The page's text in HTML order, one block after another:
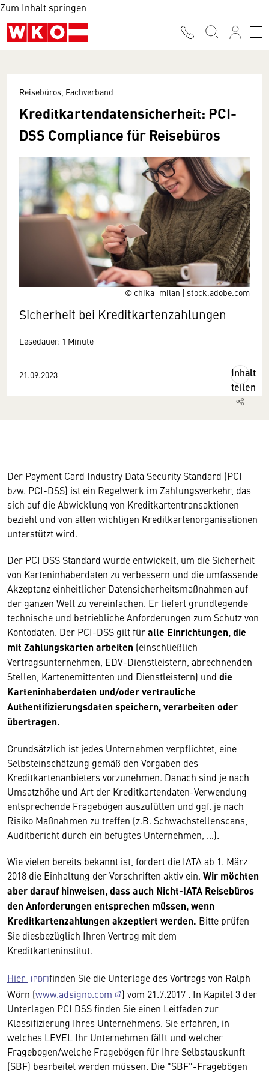
Zum Inhalt springen
© chika_milan | stock.adobe.com
Reisebüros, Fachverband
Kreditkartendatensicherheit: PCI-
DSS Compliance für Reisebüros
Sicherheit bei Kreditkartenzahlungen
Lesedauer: 1 Minute
21.09.2023
Inhalt
teilen
Der Payment Card Industry Data Security Standard (PCI
bzw. PCI-DSS) ist ein Regelwerk im Zahlungsverkehr, das
sich auf die Abwicklung von Kreditkartentransaktionen
bezieht und von allen wichtigen Kreditkartenorganisationen
unterstützt wird.
Der PCI DSS Standard wurde entwickelt, um die Sicherheit
von Karteninhaberdaten zu verbessern und die umfassende
Akzeptanz einheitlicher Datensicherheitsmaßnahmen auf
der ganzen Welt zu vereinfachen. Er liefert grundlegende
technische und betriebliche Anforderungen zum Schutz von
Kontodaten. Der PCI-DSS gilt füralle Einrichtungen, die
mit Zahlungskarten arbeiten (einschließlich
Vertragsunternehmen, EDV-Dienstleistern, abrechnenden
Stellen, Kartenemittenten und Dienstleistern) und die
Karteninhaberdaten und/oder vertrauliche
Authentifizierungsdaten speichern, verarbeiten oder
übertragen.
Grundsätzlich ist jedes Unternehmen verpflichtet, eine
Selbsteinschätzung gemäß den Vorgaben des
Kreditkartenanbieters vorzunehmen. Danach sind je nach
Umsatzhöhe und Art der Kreditkartendaten-Verwendung
entsprechende Fragebögen auszufüllen und ggf. je nach
Risiko Maßnahmen zu treffen (z.B. Schwachstellenscans,
Auditbericht durch ein befugtes Unternehmen, …).
Wie vielen bereits bekannt ist, fordert die IATA ab 1. März
2018 die Einhaltung der Vorschriften aktiv ein. Wir möchten
aber darauf hinweisen, dass auch Nicht-IATA Reisebüros
den Anforderungen entsprechen müssen, wenn
Kreditkartenzahlungen akzeptiert werden. Bitte prüfen
Sie diesbezüglich Ihren Vertrag mit dem
Kreditkarteninstitut.
Hier
finden Sie die Unterlage des Vortrags von Ralph
Wörn (www.adsigno.com
) vom 21.7.2017 . In Kapitel 3 der
Unterlagen PCI DSS finden Sie einen Leitfaden zur
Klassifizierung Ihres Unternehmens. Sie erfahren, in
welches LEVEL Ihr Unternehmen fällt und welcher
Fragebogen/welche Fragebögen für Ihre Selbstauskunft
(SBF) bearbeitet werden müssen. Die "SBF"-Fragebögen